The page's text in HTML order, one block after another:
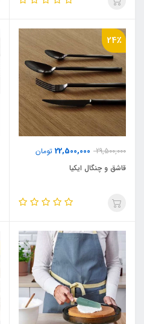
24٪
29,500,000
22,500,000 تومان
قاشق و چنگال ایکیا